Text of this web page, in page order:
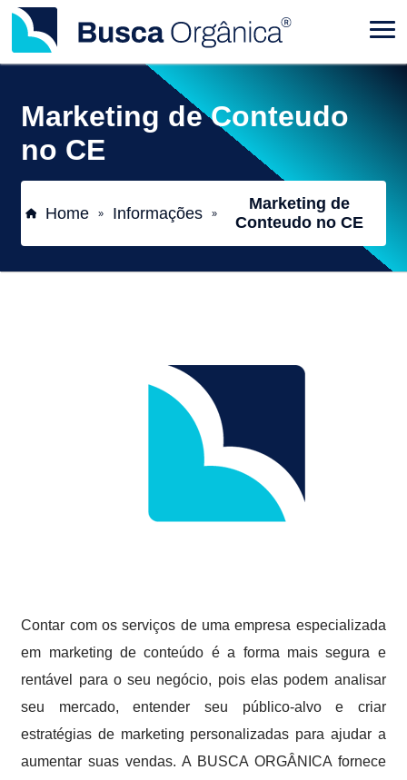
Marketing de Conteudo
no CE
Home » Informações »
Marketing de
Conteudo no CE
Contar com os serviços de uma empresa especializada
em marketing de conteúdo é a forma mais segura e
rentável para o seu negócio, pois elas podem analisar
seu mercado, entender seu público-alvo e criar
estratégias de marketing personalizadas para ajudar a
aumentar suas vendas. A BUSCA ORGÂNICA fornece